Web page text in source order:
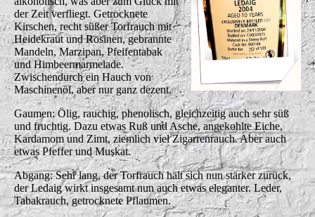
der Zeit verfliegt. Getrocknete
Kirschen, recht süßer Torfrauch mit
Heidekraut und Rosinen, gebrannte
Mandeln, Marzipan, Pfeifentabak
und Himbeermarmelade.
Zwischendurch ein Hauch von
Maschinenöl, aber nur ganz dezent.
Gaumen: Ölig, rauchig, phenolisch, gleichzeitig auch sehr süß
und fruchtig. Dazu etwas Ruß und Asche, angekohlte Eiche,
Kardamom und Zimt, ziemlich viel Zigarrenrauch. Aber auch
etwas Pfeffer und Muskat.
Abgang: Sehr lang, der Torfrauch hält sich nun stärker zurück,
der Ledaig wirkt insgesamt nun auch etwas eleganter. Leder,
Tabakrauch, getrocknete Pflaumen.